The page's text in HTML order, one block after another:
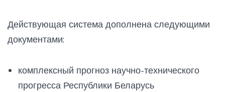
Действующая система дополнена следующими
документами:
комплексный прогноз научно-технического
прогресса Республики Беларусь